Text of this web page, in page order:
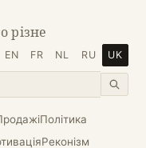
різне
EN FR NL RU UK
Політика
Реконізм